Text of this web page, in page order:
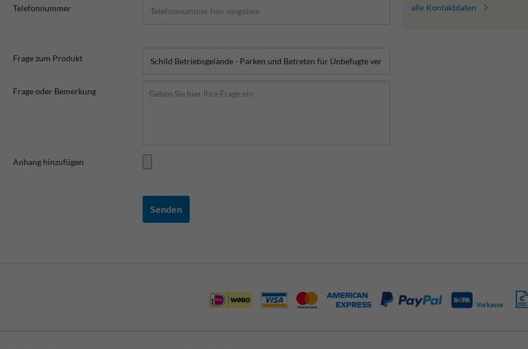
Telefonnummer
Frage zum Produkt
Frage oder Bemerkung
Anhang hinzufügen
Senden
alle Kontaktdaten
Vorkasse